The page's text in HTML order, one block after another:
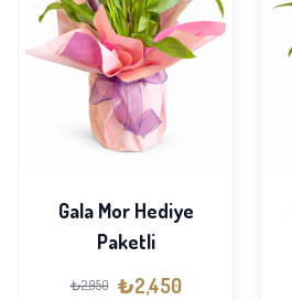
Gala Mor Hediye
Paketli
₺2,950 ₺2,450